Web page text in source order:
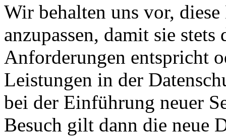
Wir behalten uns vor,
anzupassen, damit sie
Anforderungen entspricht
Leistungen in der
bei der Einführung neuer
Besuch gilt dann die neue